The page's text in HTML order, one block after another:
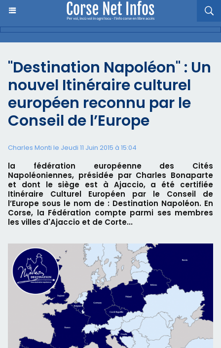
"Destination Napoléon" : Un
nouvel Itinéraire culturel
européen reconnu par le
Conseil de l’Europe
Charles Monti le Jeudi 11 Juin 2015 à 15:04
la fédération européenne des Cités
Napoléoniennes, présidée par Charles Bonaparte
et dont le siège est à Ajaccio, a été certifiée
Itinéraire Culturel Européen par le Conseil de
l’Europe sous le nom de : Destination Napoléon. En
Corse, la Fédération compte parmi ses membres
les villes d'Ajaccio et de Corte...